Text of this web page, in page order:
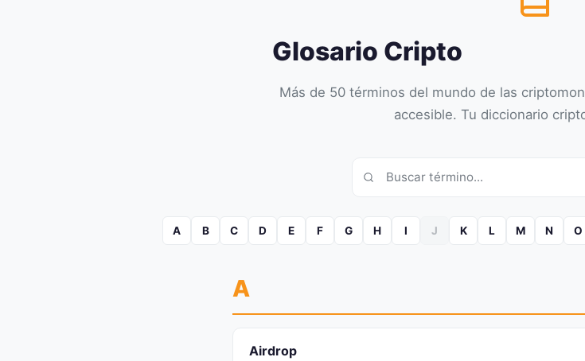
Glosario Cripto
Más de 50 términos del mundo de las
accesible. Tu diccionario
A B C D E F G H I J K L M N O
A
Airdrop